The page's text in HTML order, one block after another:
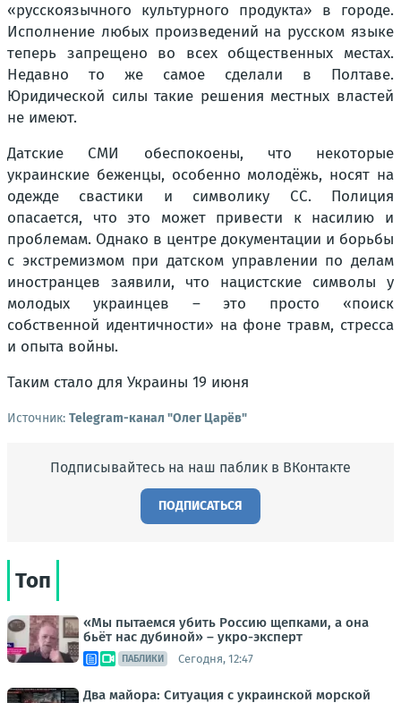
«русскоязычного культурного продукта» в городе.
Исполнение любых произведений на русском языке
теперь запрещено во всех общественных местах.
Недавно то же самое сделали в Полтаве.
Юридической силы такие решения местных властей
не имеют.
Датские СМИ обеспокоены, что некоторые
украинские беженцы, особенно молодёжь, носят на
одежде свастики и символику СС. Полиция
опасается, что это может привести к насилию и
проблемам. Однако в центре документации и борьбы
с экстремизмом при датском управлении по делам
иностранцев заявили, что нацистские символы у
молодых украинцев – это просто «поиск
собственной идентичности» на фоне травм, стресса
и опыта войны.
Таким стало для Украины 19 июня
Источник: Telegram-канал "Олег Царёв"
Подписывайтесь на наш паблик в ВКонтакте
ПОДПИСАТЬСЯ
Топ
«Мы пытаемся убить Россию щепками, а она
бьёт нас дубиной» – укро-эксперт
ПАБЛИКИ Сегодня, 12:47
Два майора: Ситуация с украинской морской